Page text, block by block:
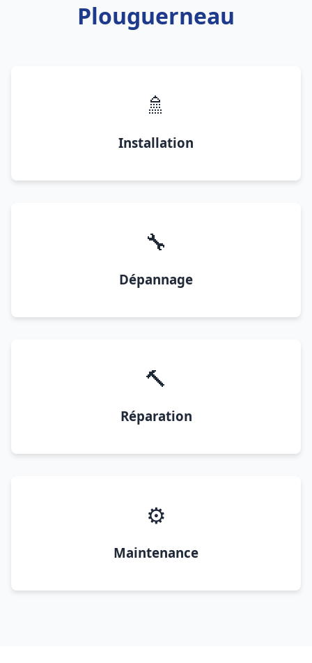
Plouguerneau
🚿
Installation
🔧
Dépannage
🔨
Réparation
⚙️
Maintenance